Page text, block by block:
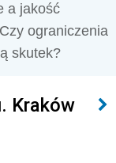
a jakość
ograniczenia
skutek?
Kraków